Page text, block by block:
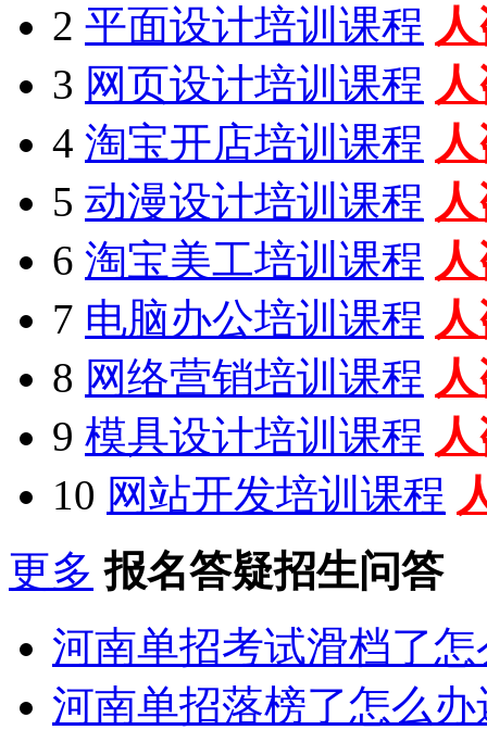
2 平面设计培训课程
3 网页设计培训课程
4 淘宝开店培训课程
5 动漫设计培训课程
6 淘宝美工培训课程
7 电脑办公培训课程
8 网络营销培训课程
9 模具设计培训课程
10 网站开发培训课程
更多 报名答疑招生问答
河南单招考试滑档了
河南单招落榜了怎么